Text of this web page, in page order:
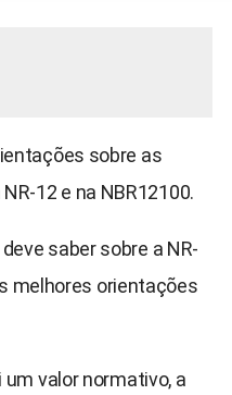
sobre as
12 e na NBR12100.
saber sobre a NR-
melhores orientações
valor normativo, a